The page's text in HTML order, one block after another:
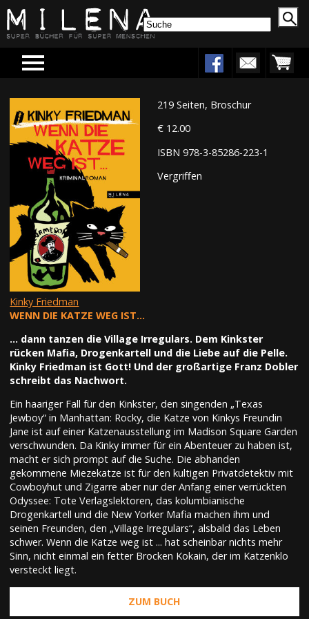
Menu
219 Seiten, Broschur
€ 12.00
ISBN 978-3-85286-223-1
Vergriffen
Kinky Friedman
WENN DIE KATZE WEG IST...
... dann tanzen die Village Irregulars. Dem Kinkster
rücken Mafia, Drogenkartell und die Liebe auf die Pelle.
Kinky Friedman ist Gott! Und der großartige Franz Dobler
schreibt das Nachwort.
Ein haariger Fall für den Kinkster, den singenden „Texas
Jewboy“ in Manhattan: Rocky, die Katze von Kinkys Freundin
Jane ist auf einer Katzenausstellung im Madison Square Garden
verschwunden. Da Kinky immer für ein Abenteuer zu haben ist,
macht er sich prompt auf die Suche. Die abhanden
gekommene Miezekatze ist für den kultigen Privatdetektiv mit
Cowboyhut und Zigarre aber nur der Anfang einer verrückten
Odyssee: Tote Verlagslektoren, das kolumbianische
Drogenkartell und die New Yorker Mafia machen ihm und
seinen Freunden, den „Village Irregulars“, alsbald das Leben
schwer. Wenn die Katze weg ist ... hat scheinbar nichts mehr
Sinn, nicht einmal ein fetter Brocken Kokain, der im Katzenklo
versteckt liegt.
ZUM BUCH